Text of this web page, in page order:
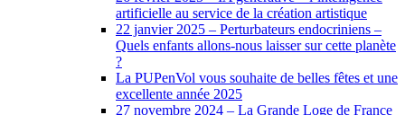
artificielle au service de la création artistique
22 janvier 2025 – Perturbateurs endocriniens –
Quels enfants allons-nous laisser sur cette planète
?
La PUPenVol vous souhaite de belles fêtes et une
excellente année 2025
27 novembre 2024 – La Grande Loge de France